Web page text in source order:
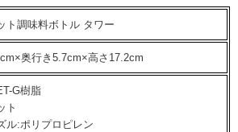
ト調味料ボトル タワー
奥行き5.7cm×高さ17.2cm
G樹脂
ト
ル:ポリプロピレン